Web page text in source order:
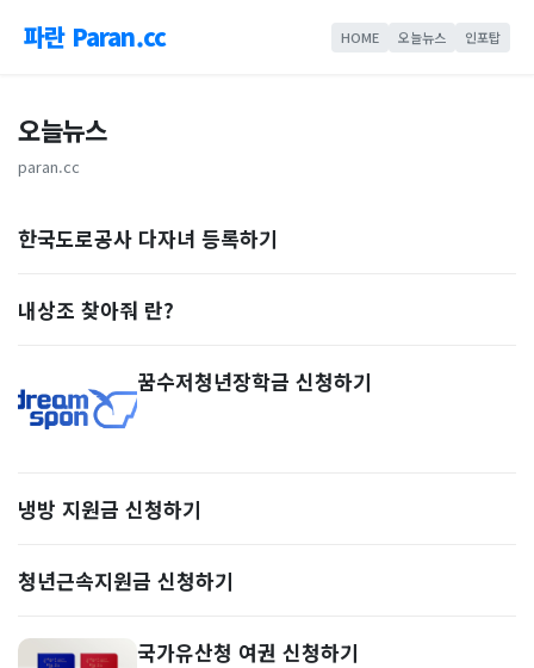
파란 Paran.cc HOME 오늘뉴스 인포탑
오늘뉴스
paran.cc
한국도로공사 다자녀 등록하기
내상조 찾아줘 란?
꿈수저청년장학금 신청하기
냉방 지원금 신청하기
청년근속지원금 신청하기
국가유산청 여권 신청하기